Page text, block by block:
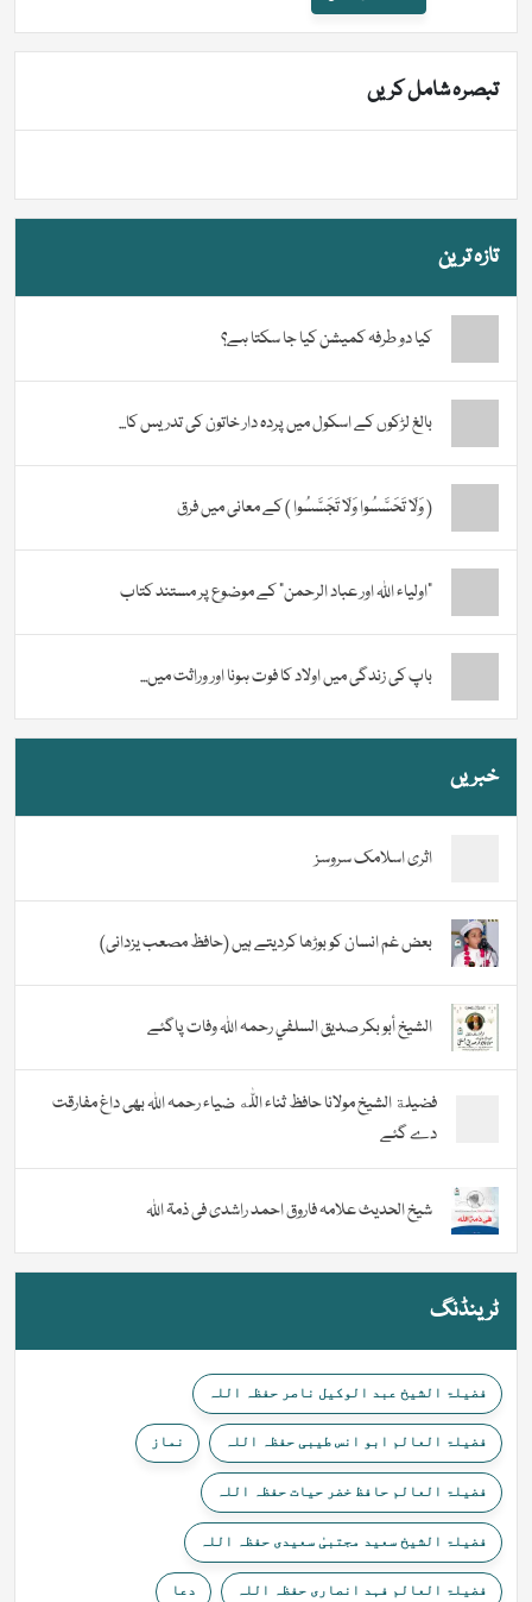
تبصرہ شامل کریں
تازہ ترین
کیا دو طرفہ کمیشن کیا جا سکتا ہے؟
بالغ لڑکوں کے اسکول میں پردہ دار خاتون کی تدریس کا...
( وَلَا تَحَسَّسُوا وَلَا تَجَسَّسُوا ) کے معانی میں فرق
“اولیاء اللہ اور عباد الرحمن” کے موضوع پر مستند کتاب
باپ کی زندگی میں اولاد کا فوت ہونا اور وراثت میں...
خبریں
اثری اسلامک سروسز
بعض غم انسان کو بوڑھا کردیتے ہیں (حافظ مصعب یزدانی)
الشيخ أبو بكر صديق السلفي رحمہ اللہ وفات پاگئے
فضیلة الشيخ مولانا حافظ ثناء اللّٰه ضیاء رحمہ اللہ بھی داغ مفارقت
دے گئے
شیخ الحدیث علامہ فاروق احمد راشدی فی ذمۃ اللہ
ٹرینڈنگ
فضیلۃ الشیخ عبد الوکیل ناصر حفظہ اللہ
فضیلۃ العالم ابو انس طیبی حفظہ اللہ نماز
فضیلۃ العالم حافظ خضر حیات حفظہ اللہ
فضیلۃ الشیخ سعید مجتبیٰ سعیدی حفظہ اللہ
فضیلۃ العالم فہد انصاری حفظہ اللہ دعا